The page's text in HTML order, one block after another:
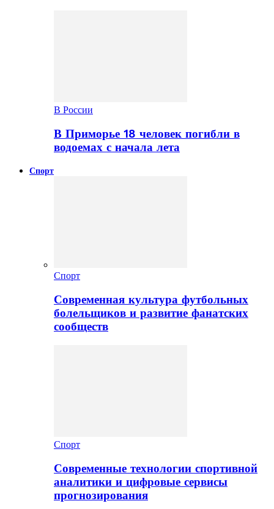
В России
В Приморье 18 человек погибли в
водоемах с начала лета
Спорт
Спорт
Современная культура футбольных
болельщиков и развитие фанатских
сообществ
Спорт
Современные технологии спортивной
аналитики и цифровые сервисы
прогнозирования